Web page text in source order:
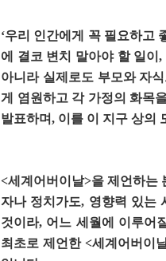
‘우리 인간에게 꼭 필요하고
에 결코 변치 말아야 할 일이
아니라 실제로도 부모와 자
게 염원하고 각 가정의 화목
발표하며, 이를 이 지구 상의
<세계어버이날>을 제언하는
자나 정치가도, 영향력 있는
것이라, 어느 세월에 이루어
최초로 제언한 <세계어버이